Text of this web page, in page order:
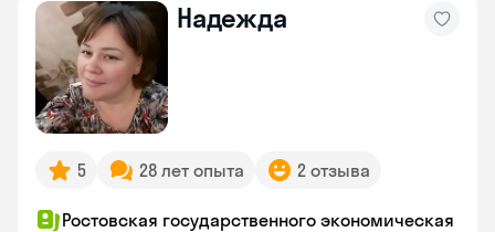
Надежда
5 28 лет опыта 2 отзыва
Ростовская государственного экономическая